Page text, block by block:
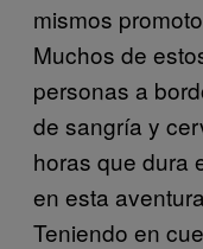
mismos
Muchos de
personas a
de sangría y
horas que dura
en esta
Teniendo en